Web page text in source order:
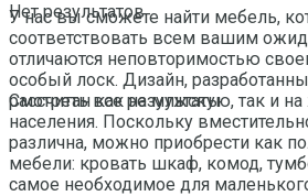
Нет результатов
Смотреть все результаты
У нас вы сможете найти мебель,
соответствовать всем вашим
отличаются неповторимостью
особый лоск. Дизайн,
рассчитан как на мужскую, так и
населения. Поскольку
различна, можно приобрести как
мебели: кровать шкаф, комод,
самое необходимое для